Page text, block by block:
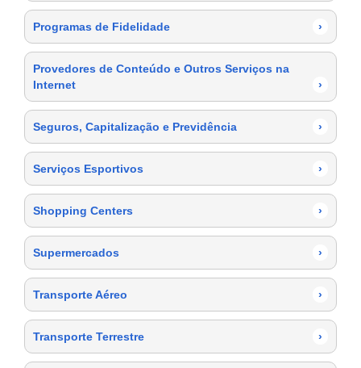
Programas de Fidelidade ›
Provedores de Conteúdo e Outros Serviços na
Internet
›
Seguros, Capitalização e Previdência ›
Serviços Esportivos ›
Shopping Centers ›
Supermercados ›
Transporte Aéreo ›
Transporte Terrestre ›